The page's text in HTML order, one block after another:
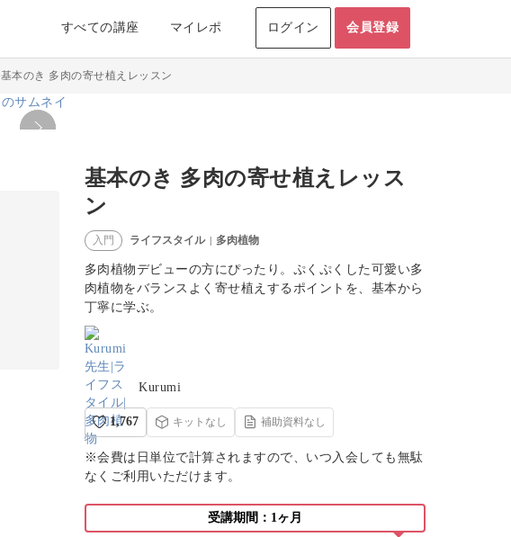
すべての講座 マイレポ ログイン 会員登録
基本のき 多肉の寄せ植えレッスン
基本のき 多肉の寄せ植えレッス
ン
入門 ライフスタイル | 多肉植物
多肉植物デビューの方にぴったり。ぷくぷくした可愛い多
肉植物をバランスよく寄せ植えするポイントを、基本から
丁寧に学ぶ。
Kurumi
1,767 キットなし 補助資料なし
※会費は日単位で計算されますので、いつ入会しても無駄
なくご利用いただけます。
受講期間：1ヶ月